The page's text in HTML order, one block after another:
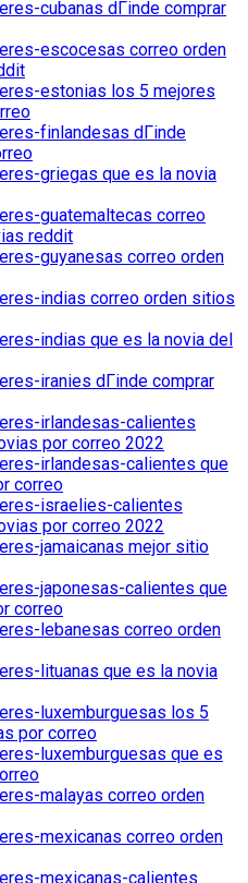
cubanas dГіnde comprar
escocesas correo orden
estonias los 5 mejores
finlandesas dГіnde
griegas que es la novia
guatemaltecas correo
reddit
guyanesas correo orden
indias correo orden sitios
indias que es la novia del
iranies dГіnde comprar
irlandesas-calientes
por correo 2022
irlandesas-calientes que
correo
israelies-calientes
por correo 2022
jamaicanas mejor sitio
japonesas-calientes que
correo
lebanesas correo orden
lituanas que es la novia
luxemburguesas los 5
por correo
luxemburguesas que es
malayas correo orden
mexicanas correo orden
mexicanas-calientes